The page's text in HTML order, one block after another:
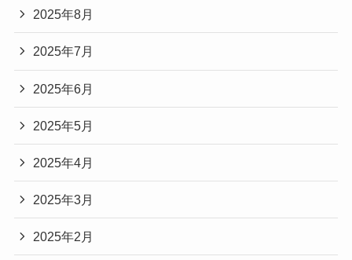
2025年8月
2025年7月
2025年6月
2025年5月
2025年4月
2025年3月
2025年2月